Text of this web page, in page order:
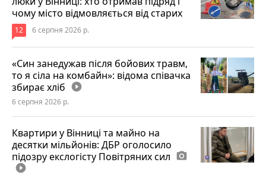
чому місто відмовляється від старих
12 6 серпня 2026 р.
«Син занедужав після бойових травм,
то я сіла на комбайн»: відома співачка
збирає хліб play_circle_filled
6 серпня 2026 р.
Квартири у Вінниці та майно на
десятки мільйонів: ДБР оголосило
підозру екслогісту Повітряних сил photo_camera
play_circle_filled